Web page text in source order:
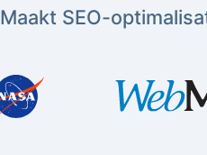
Maakt SEO-